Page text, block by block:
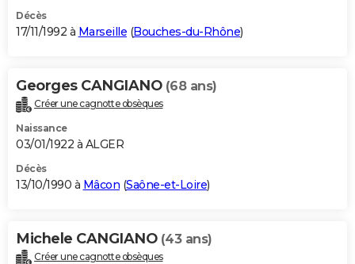
Décès
17/11/1992 à Marseille (Bouches-du-Rhône)
Georges CANGIANO (68 ans)
Créer une cagnotte obsèques
Naissance
03/01/1922 à ALGER
Décès
13/10/1990 à Mâcon (Saône-et-Loire)
Michele CANGIANO (43 ans)
Créer une cagnotte obsèques